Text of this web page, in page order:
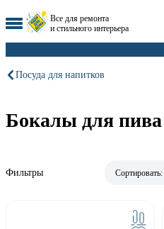
Все для ремонта
и стильного интерьера
Посуда для напитков
Бокалы для пива
Фильтры Сортировать: